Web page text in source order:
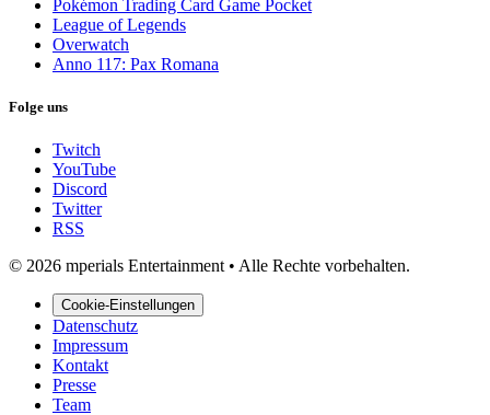
Pokémon Trading Card Game Pocket
League of Legends
Overwatch
Anno 117: Pax Romana
Folge uns
Twitch
YouTube
Discord
Twitter
RSS
© 2026 mperials Entertainment • Alle Rechte vorbehalten.
Cookie-Einstellungen
Datenschutz
Impressum
Kontakt
Presse
Team